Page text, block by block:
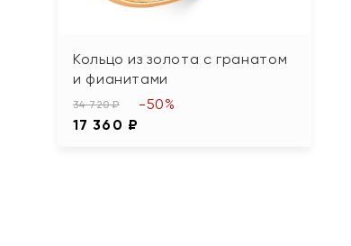
Кольцо из золота с гранатом
и фианитами
34 720 ₽
17 360 ₽
-50%